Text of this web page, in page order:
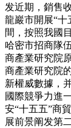
发近期，銷售
龍巖市開展“十
間，按照我國
哈密市招商隊
商產業研究院
商產業研究院
新權威數據，
國際競爭力進
安“十五五”商
展前景阐发第